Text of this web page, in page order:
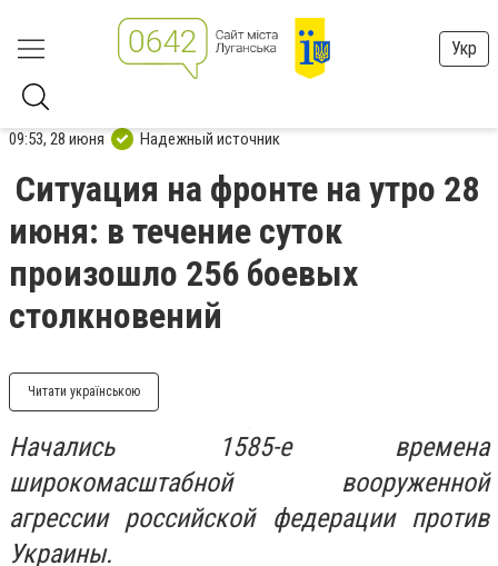
Укр
09:53, 28 июня Надежный источник
Ситуация на фронте на утро 28
июня: в течение суток
произошло 256 боевых
столкновений
Читати українською
Начались 1585-е времена
широкомасштабной вооруженной
агрессии российской федерации против
Украины.